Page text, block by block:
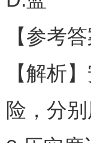
【参考
【解析
险，分